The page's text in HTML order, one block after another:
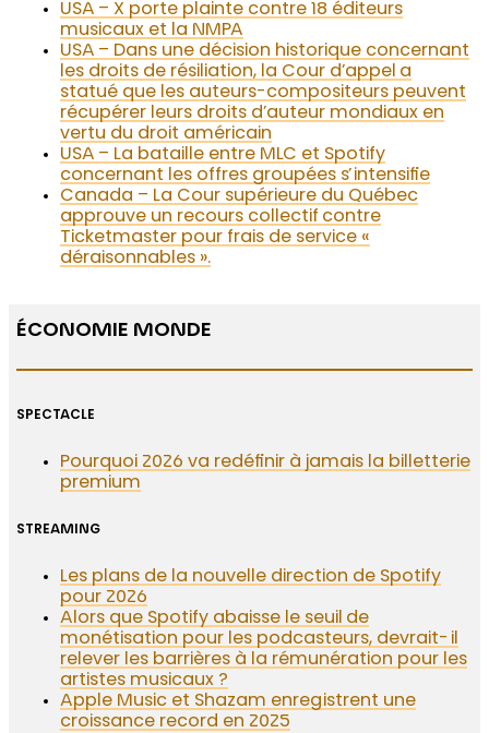
USA – X porte plainte contre 18 éditeurs
musicaux et la NMPA
USA – Dans une décision historique concernant
les droits de résiliation, la Cour d’appel a
statué que les auteurs-compositeurs peuvent
récupérer leurs droits d’auteur mondiaux en
vertu du droit américain
USA – La bataille entre MLC et Spotify
concernant les offres groupées s’intensifie
Canada – La Cour supérieure du Québec
approuve un recours collectif contre
Ticketmaster pour frais de service «
déraisonnables ».
ÉCONOMIE MONDE
SPECTACLE
Pourquoi 2026 va redéfinir à jamais la billetterie
premium
STREAMING
Les plans de la nouvelle direction de Spotify
pour 2026
Alors que Spotify abaisse le seuil de
monétisation pour les podcasteurs, devrait-il
relever les barrières à la rémunération pour les
artistes musicaux ?
Apple Music et Shazam enregistrent une
croissance record en 2025